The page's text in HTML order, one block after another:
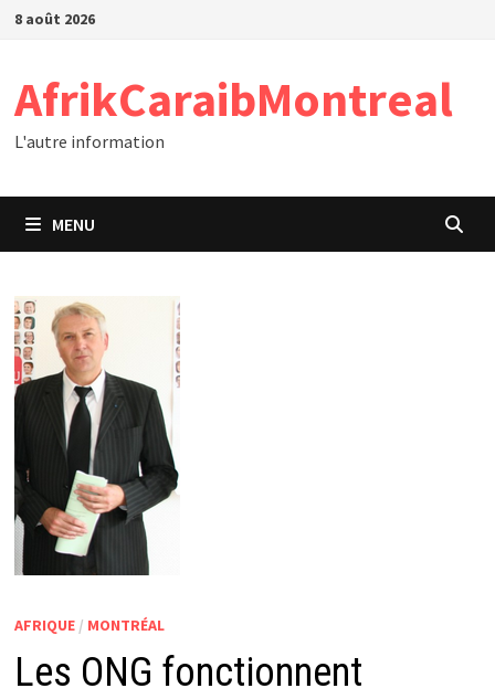
Passer
8 août 2026
AfrikCaraibMontreal
L'autre information
MENU
AFRIQUE/ MONTRÉAL
Les ONG fonctionnent